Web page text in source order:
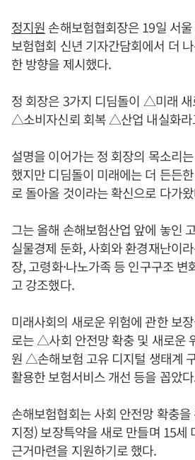
정지원 손해보험협회장은 19일 서
보험협회 신년 기자간담회에서 더
한 방향을 제시했다.
정 회장은 3가지 디딤돌이 △미래
△소비자신뢰 회복 △산업 내실화라
설명을 이어가는 정 회장의 목소리
했지만 디딤돌이 미래에는 더 든든
로 돌아올 것이라는 확신으로 다가
그는 올해 손해보험산업 앞에 놓인
실물경제 둔화, 사회와 환경재난이
장, 고령화·나노가족 등 인구구조
고 강조했다.
미래사회의 새로운 위험에 관한 보
로는 △사회 안전망 확충 및 새로운
원 △손해보험 고유 디지털 생태계
활용한 보험서비스 개선 등을 꼽았
손해보험협회는 사회 안전망 확충
지정) 보장특약을 새로 만들며 15세
근거마련을 지원하기로 했다.